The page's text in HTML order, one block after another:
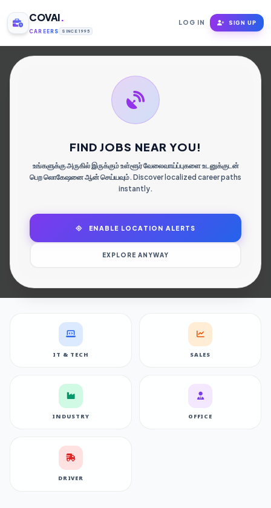
COVAI.
CAREERS SINCE 1995
LOG IN SIGN UP
FIND JOBS NEAR YOU!
உங்களுக்கு அருகில் இருக்கும் உள்ளூர் வேலைவாய்ப்புகளை உடனுக்குடன்
பெற லொகேஷனை ஆன் செய்யவும். Discover localized career paths
instantly.
ENABLE LOCATION ALERTS
EXPLORE ANYWAY
கோவை மக்களின்
வேலை தேடல்
முனையம்.
IT & TECH SALES
INDUSTRY OFFICE
DRIVER